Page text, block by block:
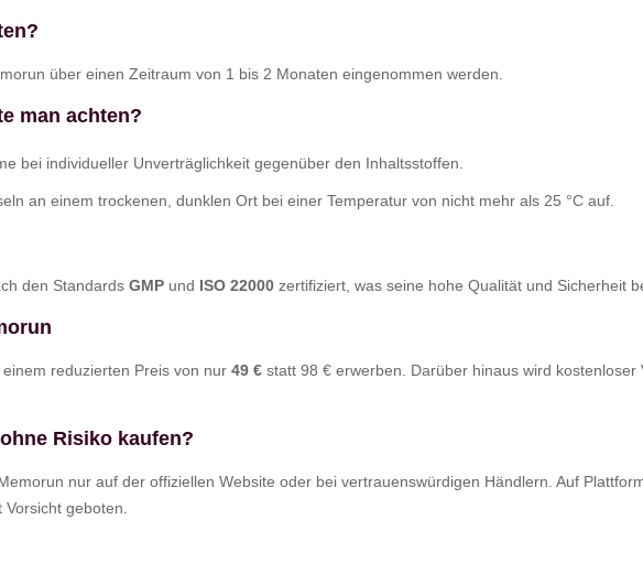
über einen Zeitraum von 1 bis 2 Monaten eingenommen werden.
man achten?
bei individueller Unverträglichkeit gegenüber den Inhaltsstoffen.
an einem trockenen, dunklen Ort bei einer Temperatur von nicht mehr als 25 °C auf.
den Standards GMP und ISO 22000 zertifiziert, was seine hohe Qualität und Sicherheit
reduzierten Preis von nur 49 € statt 98 € erwerben. Darüber hinaus wird
Risiko kaufen?
nur auf der offiziellen Website oder bei vertrauenswürdigen Händlern. Auf
geboten.